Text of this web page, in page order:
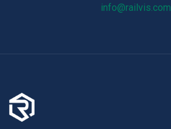
info@railvis.com